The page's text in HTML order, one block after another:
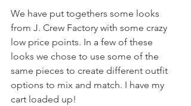
We have put togethers some looks
from J. Crew Factory with some crazy
low price points. In a few of these
looks we chose to use some of the
same pieces to create different outfit
options to mix and match. I have my
cart loaded up!